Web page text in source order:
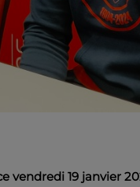
vendredi 19 janvier